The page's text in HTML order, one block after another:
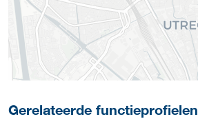
Gerelateerde functieprofielen